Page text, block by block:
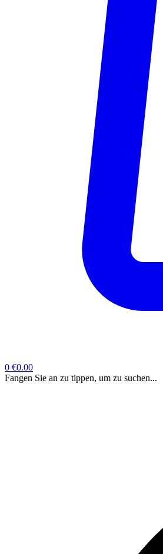
0 €0.00
Fangen Sie an zu tippen, um zu suchen...